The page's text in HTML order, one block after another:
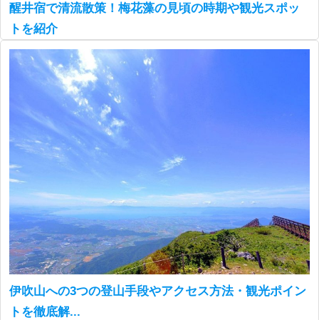
醒井宿で清流散策！梅花藻の見頃の時期や観光スポッ
トを紹介
伊吹山への3つの登山手段やアクセス方法・観光ポイン
トを徹底解...